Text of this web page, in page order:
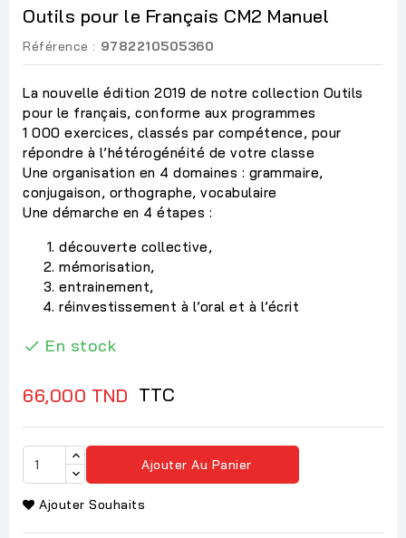
Outils pour le Français CM2 Manuel
Référence : 9782210505360
La nouvelle édition 2019 de notre collection Outils
pour le français, conforme aux programmes
1 000 exercices, classés par compétence, pour
répondre à l’hétérogénéité de votre classe
Une organisation en 4 domaines : grammaire,
conjugaison, orthographe, vocabulaire
Une démarche en 4 étapes :
découverte collective,
mémorisation,
entrainement,
réinvestissement à l’oral et à l’écrit
 En stock
66,000 TND TTC
Ajouter Au Panier
Ajouter Souhaits